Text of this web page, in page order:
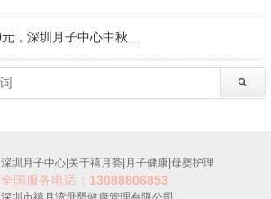
200元预存抵10000元，深圳月子中心中秋限定
深圳月子中心|关于禧月荟| 月子健康|母婴护理
全国服务电话： 13088806853